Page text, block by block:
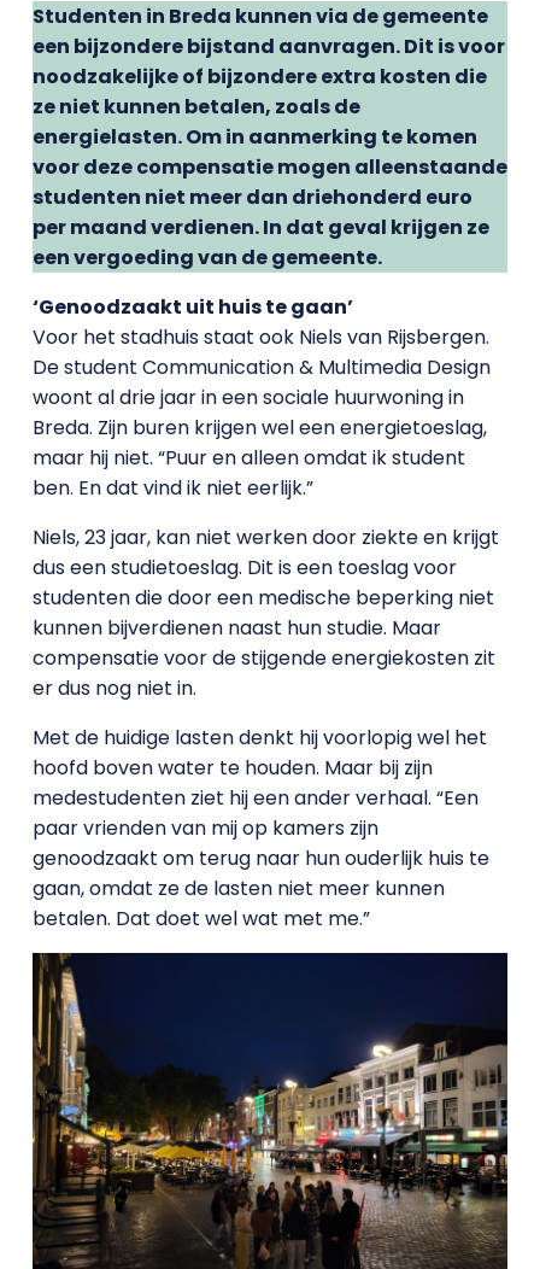
Studenten in Breda kunnen via de gemeente
een bijzondere bijstand aanvragen. Dit is voor
noodzakelijke of bijzondere extra kosten die
ze niet kunnen betalen, zoals de
energielasten. Om in aanmerking te komen
voor deze compensatie mogen alleenstaande
studenten niet meer dan driehonderd euro
per maand verdienen. In dat geval krijgen ze
een vergoeding van de gemeente.
‘Genoodzaakt uit huis te gaan’
Voor het stadhuis staat ook Niels van Rijsbergen.
De student Communication & Multimedia Design
woont al drie jaar in een sociale huurwoning in
Breda. Zijn buren krijgen wel een energietoeslag,
maar hij niet. “Puur en alleen omdat ik student
ben. En dat vind ik niet eerlijk.”
Niels, 23 jaar, kan niet werken door ziekte en krijgt
dus een studietoeslag. Dit is een toeslag voor
studenten die door een medische beperking niet
kunnen bijverdienen naast hun studie. Maar
compensatie voor de stijgende energiekosten zit
er dus nog niet in.
Met de huidige lasten denkt hij voorlopig wel het
hoofd boven water te houden. Maar bij zijn
medestudenten ziet hij een ander verhaal. “Een
paar vrienden van mij op kamers zijn
genoodzaakt om terug naar hun ouderlijk huis te
gaan, omdat ze de lasten niet meer kunnen
betalen. Dat doet wel wat met me.”